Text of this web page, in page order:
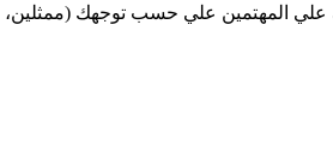
علي المهتمين علي حسب توجهك